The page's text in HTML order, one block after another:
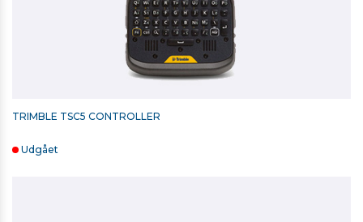
2.475,00 kr. ekskl. moms
Kontakt for levering
TRIMBLE TSC5 CONTROLLER
Udgået